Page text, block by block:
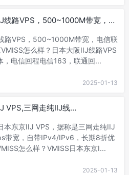
线路VPS，500~1000M带宽，电
路VPS，500~1000M带宽，电信联
怎么样？日本大阪IIJ线路VPS
电信回程电信163，联通回...
2025-01-13
VPS,三网走纯IIJ线
本东京IIJ VPS，据称是三网走纯IIJ
带宽，自带IPv4/IPv6，长期8折优
怎么样？VMISS日本东京I...
2025-01-13